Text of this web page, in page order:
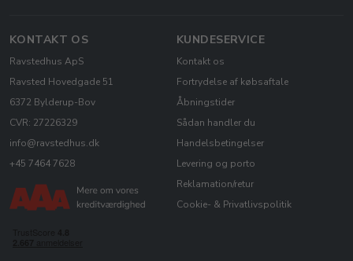
KONTAKT OS
Ravstedhus ApS
Ravsted Hovedgade 51
6372 Bylderup-Bov
CVR: 27226329
info@ravstedhus.dk
+45 7464 7628
KUNDESERVICE
Kontakt os
Fortrydelse af købsaftale
Åbningstider
Sådan handler du
Handelsbetingelser
Levering og porto
Reklamation/retur
Cookie- & Privatlivspolitik